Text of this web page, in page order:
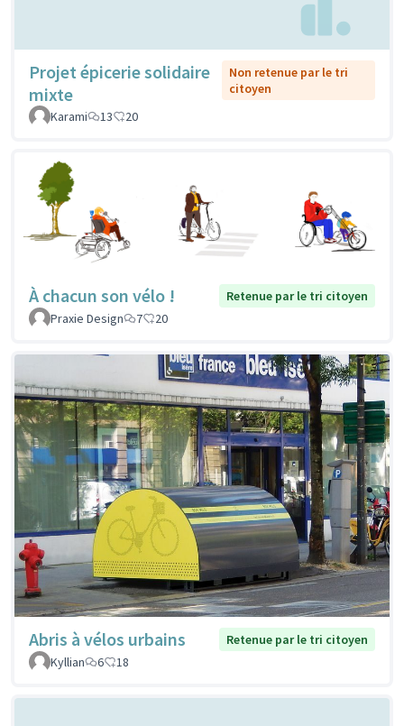
Projet épicerie solidaire
mixte
Non retenue par le tri
citoyen
Karami
13 20
À chacun son vélo !
Retenue par le tri citoyen
Praxie Design
7 20
Abris à vélos urbains
Retenue par le tri citoyen
Kyllian
6 18